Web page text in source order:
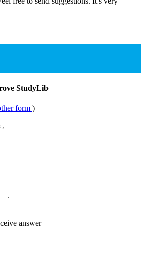
StudyLib
form )
answer